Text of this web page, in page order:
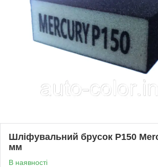
Шліфувальний брусок P150
мм
В наявності